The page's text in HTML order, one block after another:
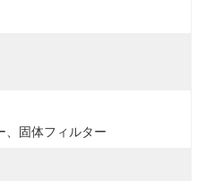
、固体フィルター